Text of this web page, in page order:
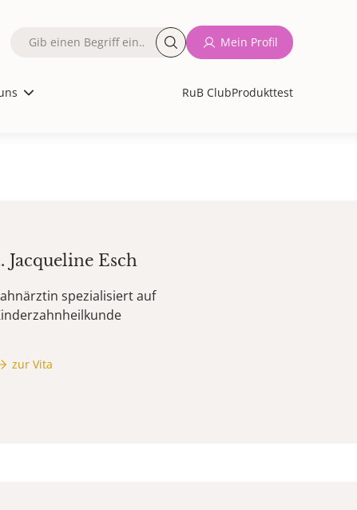
RuB ClubProdukttest
Fulltext
Mein Profil
Jacqueline Esch
spezialisiert auf
zur Vita